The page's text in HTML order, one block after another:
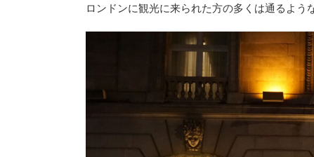
ロンドンに観光に来られた方の多くは通るよう